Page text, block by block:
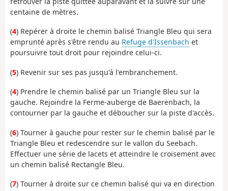
centaine de mètres.
(4) Repérer à droite le chemin balisé Triangle Bleu qui sera
emprunté après s'être rendu au Refuge d'Issenbach et
poursuivre tout droit pour rejoindre celui-ci.
(5) Revenir sur ses pas jusqu'à l'embranchement.
(4) Prendre le chemin balisé par un Triangle Bleu sur la
gauche. Rejoindre la Ferme-auberge de Baerenbach, la
contourner par la gauche et déboucher sur la piste d'accès.
(6) Tourner à gauche pour rester sur le chemin balisé par le
Triangle Bleu et redescendre sur le vallon du Seebach.
Effectuer une série de lacets et atteindre le croisement avec
un chemin balisé Rectangle Bleu.
(7) Tourner à droite sur ce chemin balisé qui va en direction